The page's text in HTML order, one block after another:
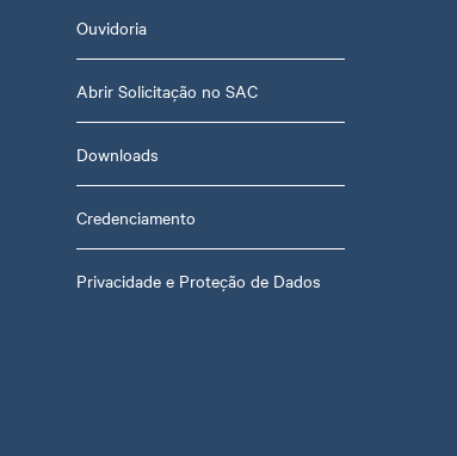
Ouvidoria
Abrir Solicitação no SAC
Downloads
Credenciamento
Privacidade e Proteção de Dados